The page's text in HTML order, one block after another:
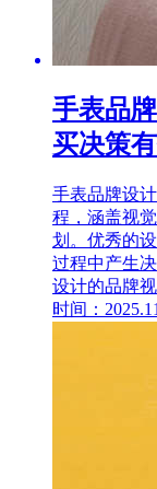
手表品
买决策
手表品牌设
程，涵盖视
划。优秀的
过程中产生
设计的品牌
时间：